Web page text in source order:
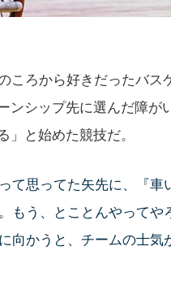
ころから好きだったバス
ンシップ先に選んだ障が
と始めた競技だ。
て思ってた矢先に、『車
もう、とことんやってや
向かうと、チームの士気